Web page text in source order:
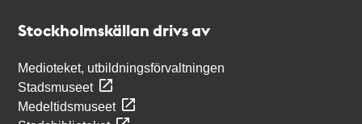
Stockholmskällan drivs av
Medioteket, utbildningsförvaltningen
Stadsmuseet
Medeltidsmuseet